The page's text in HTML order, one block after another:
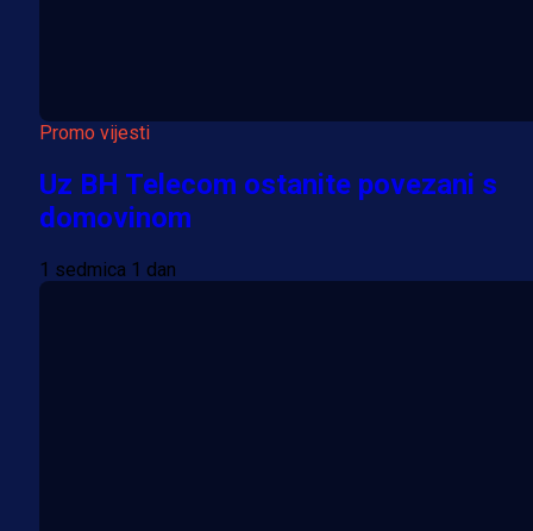
Promo vijesti
Uz BH Telecom ostanite povezani s
domovinom
1 sedmica 1 dan